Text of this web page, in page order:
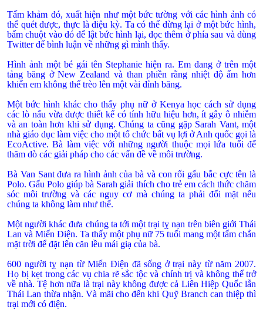
Tấm khảm đó, xuất hiện như một bức tường với các hình ảnh có
thể quét được, thực là diệu kỳ. Ta có thể dừng lại ở một bức hình,
bấm chuột vào đó để lật bức hình lại, đọc thêm ở phía sau và dùng
Twitter để bình luận về những gì mình thấy.
Hình ảnh một bé gái tên Stephanie hiện ra. Em đang ở trên một
tảng băng ởNew Zealand và than phiền rằng nhiệt độ ấm hơn
khiến em không thể trèo lên một vài đỉnh băng.
Một bức hình khác cho thấy phụ nữ ở Kenya học cách sử dụng
các lò nấu vừa được thiết kế có tính hữu hiệu hơn, ít gây ô nhiễm
và an toàn hơn khi sử dụng. Chúng ta cũng gặp Sarah Vant, một
nhà giáo dục làm việc cho một tổ chức bất vụ lợi ở Anh quốc gọi là
EcoActive. Bà làm việc với những người thuộc mọi lứa tuổi để
thăm dò các giải pháp cho các vấn đề về môi trường.
Bà Van Sant đưa ra hình ảnh của bà và con rối gấu bắc cực tên là
Polo. Gấu Polo giúp bà Sarah giải thích cho trẻ em cách thức chăm
sóc môi trường và các nguy cơ mà chúng ta phải đối mặt nếu
chúng ta không làm như thế.
Một người khác đưa chúng ta tới một trại tỵ nạn trên biên giới Thái
Lan và Miến Ðiện. Ta thấy một phụ nữ 75 tuổi mang một tấm chắn
mặt trời để đặt lên căn lều mái giạ của bà.
600 người tỵ nạn từ Miến Ðiện đã sống ở trại này từ năm 2007.
Họ bị kẹt trong các vụ chia rẽ sắc tộc và chính trị và không thể trở
về nhà. Tệ hơn nữa là trại này không được cả Liên Hiệp Quốc lẫn
Thái Lan thừa nhận. Và mãi cho đến khi Quỹ Branch can thiệp thì
trại mới có điện.